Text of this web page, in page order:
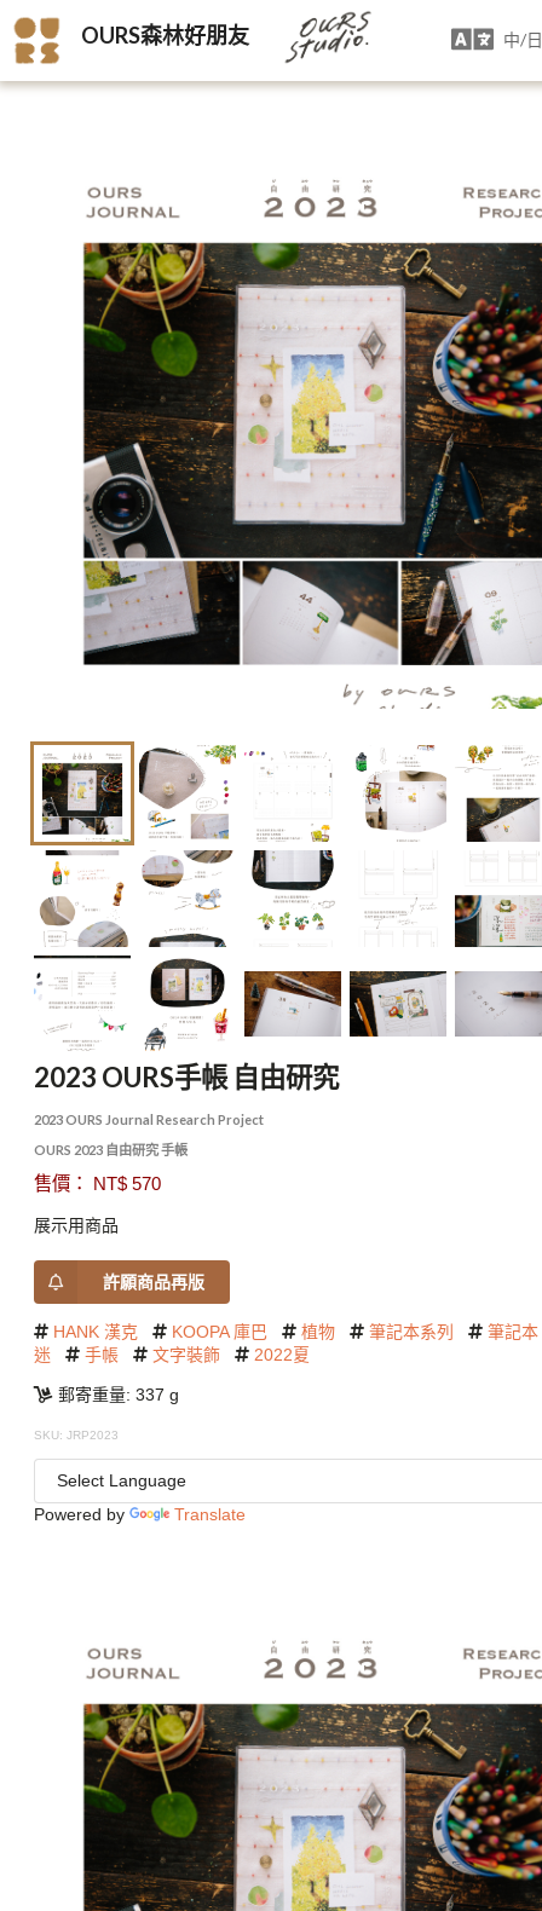
OURS森林好朋友 中/
2023 OURS手帳 自由研究
2023 OURS Journal Research Project
OURS 2023 自由研究 手帳
售價： NT$ 570
展示用商品
許願商品再版
HANK 漢克 KOOPA 庫巴 植物 筆記本系列
筆記本
迷
手帳 文字裝飾 2022夏
郵寄重量: 337 g
SKU: JRP2023
Powered by Translate